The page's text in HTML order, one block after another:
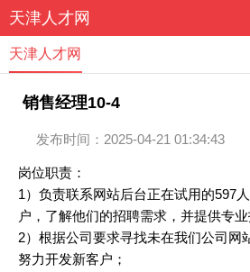
天津人才网
天津人才网
销售经理10-4
发布时间：2025-04-21 01:34:43
岗位职责：
1）负责联系网站后台正在试用的597
户，了解他们的招聘需求，并提供专业
2）根据公司要求寻找未在我们公司网
努力开发新客户；